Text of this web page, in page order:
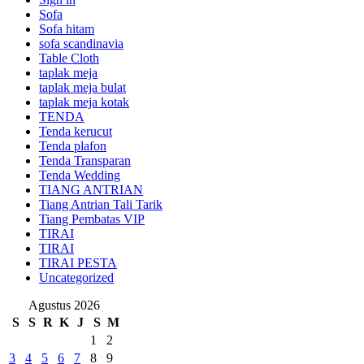
Sofa
Sofa hitam
sofa scandinavia
Table Cloth
taplak meja
taplak meja bulat
taplak meja kotak
TENDA
Tenda kerucut
Tenda plafon
Tenda Transparan
Tenda Wedding
TIANG ANTRIAN
Tiang Antrian Tali Tarik
Tiang Pembatas VIP
TIRAI
TIRAI
TIRAI PESTA
Uncategorized
Agustus 2026
S
S R K J S M
1
2
3
4 5 6 7 8 9